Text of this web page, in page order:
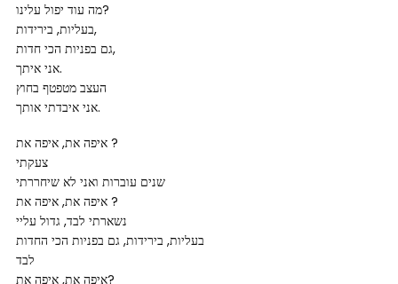
מה עוד יפול עלינו?
בעליות, בירידות,
גם בפניות הכי חדות,
אני איתך.
העצב מטפטף בחוץ
אני איבדתי אותך.
איפה את, איפה את ?
צעקתי
שנים עוברות ואני לא שיחררתי
איפה את, איפה את ?
נשארתי לבד, גדול עליי
בעליות, בירידות, גם בפניות הכי החדות
לבד
איפה את, איפה את?